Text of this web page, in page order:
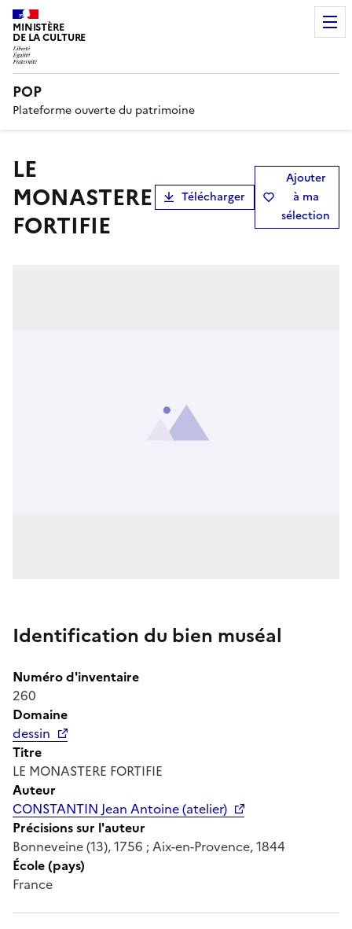
MINISTÈRE
DE LA CULTURE
POP
Plateforme ouverte du patrimoine
LE
MONASTERE
FORTIFIE
Télécharger
Ajouter
à ma
sélection
Identification du bien muséal
Numéro d'inventaire
260
Domaine
dessin
Titre
LE MONASTERE FORTIFIE
Auteur
CONSTANTIN Jean Antoine (atelier)
Précisions sur l'auteur
Bonneveine (13), 1756 ; Aix-en-Provence, 1844
École (pays)
France